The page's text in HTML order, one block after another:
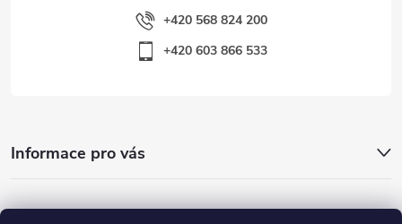
+420 568 824 200
+420 603 866 533
Informace pro vás